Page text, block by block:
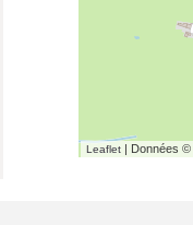
Leaflet | Données ©